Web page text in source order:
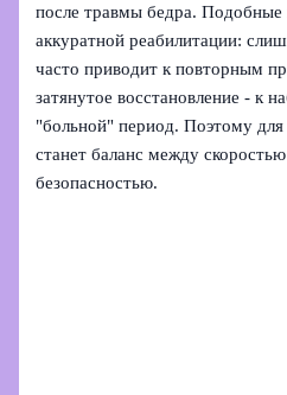
после травмы бедра.
аккуратной реабилитации:
часто приводит к повторным
затянутое восстановление - к
"больной" период. Поэтому
станет баланс между
безопасностью.